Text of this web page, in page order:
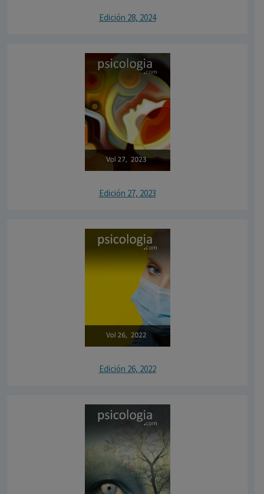
Edición 28, 2024
Edición 27, 2023
Edición 26, 2022